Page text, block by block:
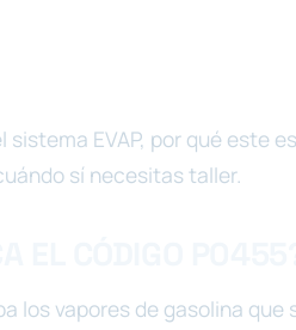
sistema EVAP, por qué este
sí necesitas taller.
los vapores de gasolina